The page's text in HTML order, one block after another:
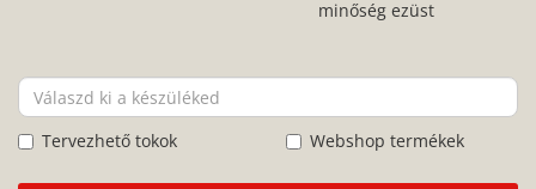
minőség ezüst
Tervezhető tokok Webshop termékek